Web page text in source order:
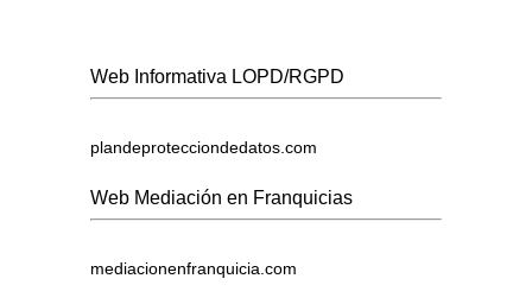
Web Informativa LOPD/RGPD
plandeprotecciondedatos.com
Web Mediación en Franquicias
mediacionenfranquicia.com